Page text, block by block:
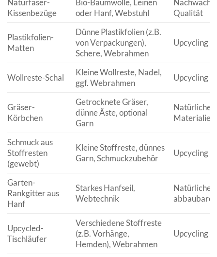
Naturfaser-
Kissenbezüge
Bio-Baumwolle, Leinen
oder Hanf, Webstuhl
Qualität
Plastikfolien-
Matten
Dünne Plastikfolien (z.B.
von Verpackungen),
Schere, Webrahmen
Upcycling
Wollreste-Schal
Kleine Wollreste, Nadel,
ggf. Webrahmen
Upcycling
Gräser-
Körbchen
Getrocknete Gräser,
dünne Äste, optional
Garn
Natürliche,
Materialien
Schmuck aus
Stoffresten
(gewebt)
Kleine Stoffreste, dünnes
Garn, Schmuckzubehör
Upcycling
Garten-
Rankgitter aus
Hanf
Starkes Hanfseil,
Webtechnik
Upcycled-
Tischläufer
Verschiedene Stoffreste
(z.B. Vorhänge,
Hemden), Webrahmen
Upcycling